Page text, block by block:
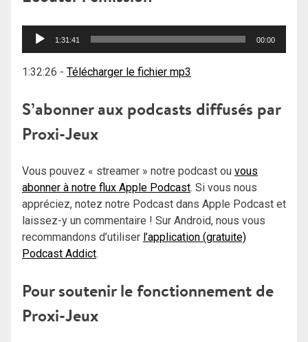
Lecteur
1:31:41 00:00
1:32:26 - Télécharger le fichier mp3
S’abonner aux podcasts diffusés par
Proxi-Jeux
Vous pouvez « streamer » notre podcast ou vous
abonner à notre flux Apple Podcast. Si vous nous
appréciez, notez notre Podcast dans Apple Podcast et
laissez-y un commentaire ! Sur Android, nous vous
recommandons d’utiliser l’application (gratuite)
Podcast Addict.
Pour soutenir le fonctionnement de
Proxi-Jeux